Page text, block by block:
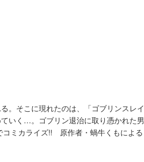
。そこに現れたのは、「ゴブリンスレイ
いく…。ゴブリン退治に取り憑かれた男
コミカライズ!! 原作者・蝸牛くもによる